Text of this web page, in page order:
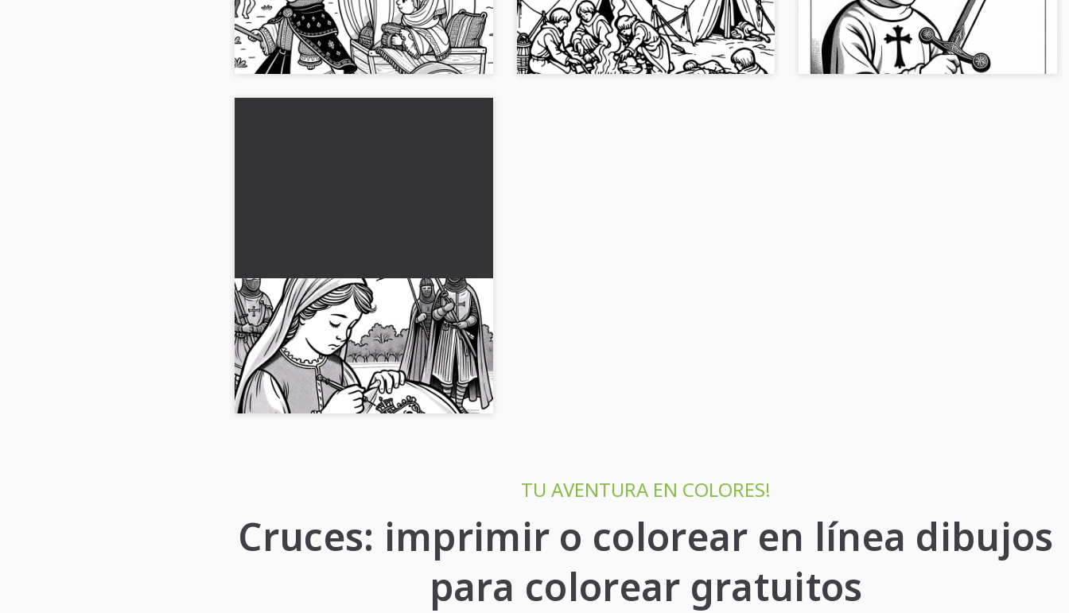
carritos de juguete en una plantilla de
coloración gratuita en formato JPG. Descarga y
coloreado en línea di...
campamento de caballeros de las Cruzadas en
un archivo JPG detallado. Imprímelo o coloréalo
en línea - sin n...
espada de palo en esta plantilla de dibujo
gratuita sobre las cruzadas. Descárgala ahora
en JPG e imprímela....
Niña borda un escudo en un paño -
Dibujo para colorear de las Cruzadas
gratis
Imagen histórica para colorear que muestra a
una niña bordando un escudo en tela.
Descárgala gratis ahora o colorea en línea....
TU AVENTURA EN COLORES!
Cruces: imprimir o colorear en línea dibujos
para colorear gratuitos